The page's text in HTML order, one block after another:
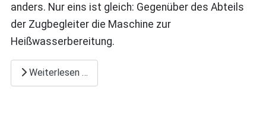
anders. Nur eins ist gleich: Gegenüber des Abteils
der Zugbegleiter die Maschine zur
Heißwasserbereitung.
Weiterlesen …